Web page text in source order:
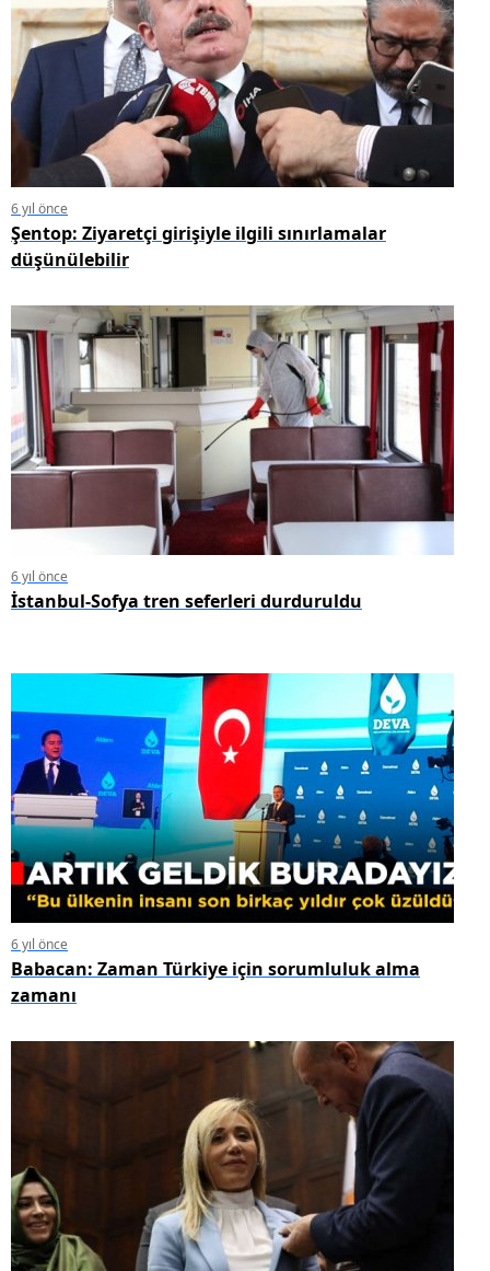
6 yıl önce
Şentop: Ziyaretçi girişiyle ilgili sınırlamalar
düşünülebilir
6 yıl önce
İstanbul-Sofya tren seferleri durduruldu
6 yıl önce
Babacan: Zaman Türkiye için sorumluluk alma
zamanı